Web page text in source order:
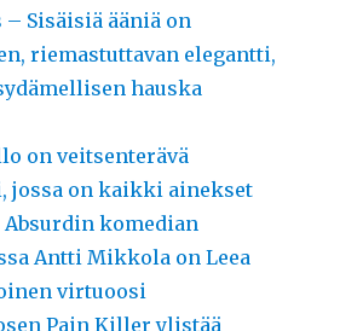
– Sisäisiä ääniä on
riemastuttavan elegantti,
hauska
on veitsenterävä
jossa on kaikki ainekset
komedian
Antti Mikkola on Leea
virtuoosi
Pain Killer ylistää